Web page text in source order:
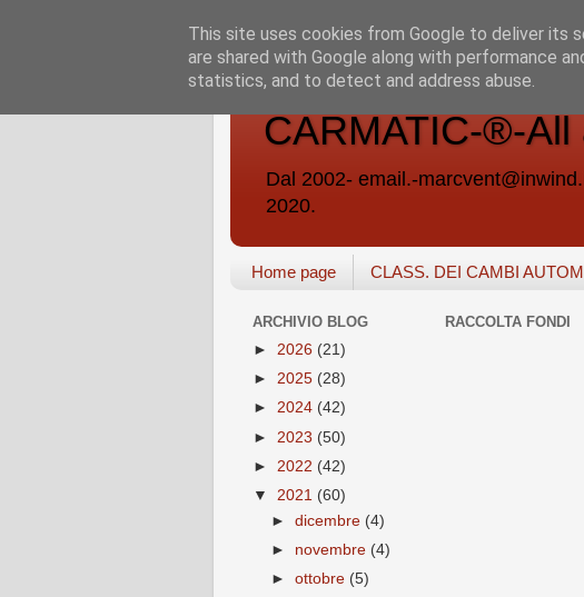
CARMATIC-®-All
Dal 2002- email.-
2020.
Home page CLASS. DEI CAMBI
ARCHIVIO BLOG
► 2026 (21)
► 2025 (28)
► 2024 (42)
► 2023 (50)
► 2022 (42)
▼ 2021 (60)
►dicembre (4)
► novembre (4)
►ottobre (5)
RACCOLTA FONDI
This site uses cookies from Google to deliver its
are shared with Google along with performance
statistics, and to detect and address abuse.